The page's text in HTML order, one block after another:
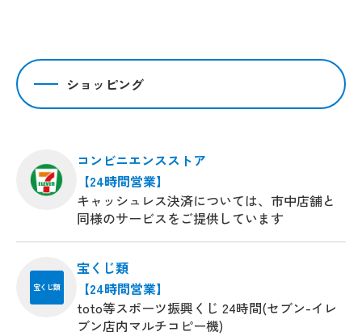
ショッピング
コンビニエンスストア
【24時間営業】
キャッシュレス決済については、市中店舗と
同様のサービスをご提供しています
宝くじ類
宝くじ類
【24時間営業】
toto等スポーツ振興くじ 24時間(セブン-イレ
ブン店内マルチコピー機)